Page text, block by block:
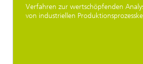
Verfahren zur wertschöpfenden
von industriellen